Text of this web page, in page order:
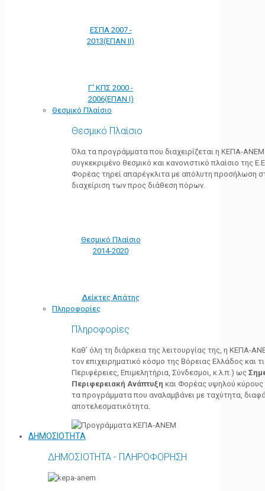
ΕΣΠΑ 2007 -
2013(ΕΠΑΝ ΙΙ)
Γ' ΚΠΣ 2000 -
2006(ΕΠΑΝ Ι)
Θεσμικό Πλαίσιο
Θεσμικό Πλαίσιο
Όλα τα προγράμματα που διαχειρίζεται η ΚΕΠΑ-
συγκεκριμένο θεσμικό και κανονιστικό πλαίσιο της
Φορέας τηρεί απαρέγκλιτα με απόλυτη προσήλωση
διαχείριση των προς διάθεση πόρων.
Θεσμικό Πλαίσιο
2014-2020
Δείκτες Απάτης
Πληροφορίες
Πληροφορίες
Καθ’ όλη τη διάρκεια της λειτουργίας της, η ΚΕΠΑ-
τον επιχειρηματικό κόσμο της Βόρειας Ελλάδος και
Περιφέρειες, Επιμελητήρια, Σύνδεσμοι, κ.λ.π.) ως
Περιφερειακή Ανάπτυξη και Φορέας υψηλού κύρους
τα προγράμματα που αναλαμβάνει με ταχύτητα,
αποτελεσματικότητα.
ΔΗΜΟΣΙΟΤΗΤΑ
ΔΗΜΟΣΙΟΤΗΤΑ - ΠΛΗΡΟΦΟΡΗΣΗ